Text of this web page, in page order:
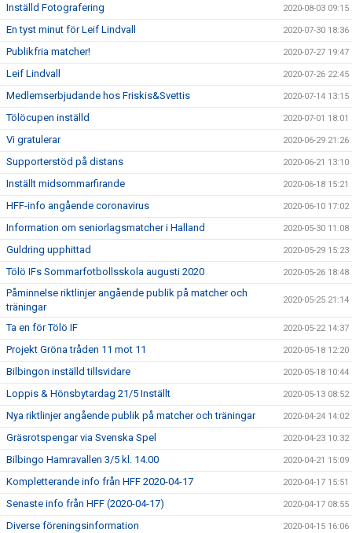
Inställd Fotografering 2020-08-03 09:15
En tyst minut för Leif Lindvall 2020-07-30 18:36
Publikfria matcher! 2020-07-27 19:47
Leif Lindvall 2020-07-26 22:45
Medlemserbjudande hos Friskis&Svettis 2020-07-14 13:15
Tölöcupen inställd 2020-07-01 18:01
Vi gratulerar 2020-06-29 21:26
Supporterstöd på distans 2020-06-21 13:10
Inställt midsommarfirande 2020-06-18 15:21
HFF-info angående coronavirus 2020-06-10 17:02
Information om seniorlagsmatcher i Halland 2020-05-30 11:08
Guldring upphittad 2020-05-29 15:23
Tölö IFs Sommarfotbollsskola augusti 2020 2020-05-26 18:48
Påminnelse riktlinjer angående publik på matcher och
träningar
2020-05-25 21:14
Ta en för Tölö IF 2020-05-22 14:37
Projekt Gröna tråden 11 mot 11 2020-05-18 12:20
Bilbingon inställd tillsvidare 2020-05-18 10:44
Loppis & Hönsbytardag 21/5 Inställt 2020-05-13 08:52
Nya riktlinjer angående publik på matcher och träningar 2020-04-24 14:02
Gräsrotspengar via Svenska Spel 2020-04-23 10:32
Bilbingo Hamravallen 3/5 kl. 14.00 2020-04-21 15:09
Kompletterande info från HFF 2020-04-17 2020-04-17 15:51
Senaste info från HFF (2020-04-17) 2020-04-17 08:55
Diverse föreningsinformation 2020-04-15 16:06